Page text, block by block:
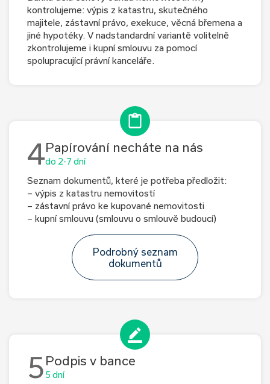
kontrolujeme: výpis z katastru, skutečného
majitele, zástavní právo, exekuce, věcná břemena a
jiné hypotéky. V nadstandardní variantě volitelně
zkontrolujeme i kupní smlouvu za pomocí
spolupracující právní kanceláře.
4Papírování necháte na nás
do 2-7 dní
Seznam dokumentů, které je potřeba předložit:
– výpis z katastru nemovitostí
– zástavní právo ke kupované nemovitosti
– kupní smlouvu (smlouvu o smlouvě budoucí)
Podrobný seznam
dokumentů
5 Podpis v bance
5 dní